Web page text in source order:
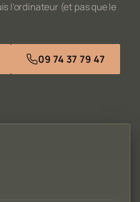
l'ordinateur (et pas que le
09 74 37 79 47